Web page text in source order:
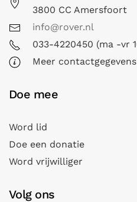
3800 CC Amersfoort
info@rover.nl
033-4220450 (ma -vr
Meer contactgegevens
Doe mee
Word lid
Doe een donatie
Word vrijwilliger
Volg ons